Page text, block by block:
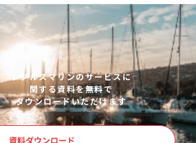
レグルスマリンのサービスに
関する資料を無料で
ダウンロードいただけます
資料ダウンロード